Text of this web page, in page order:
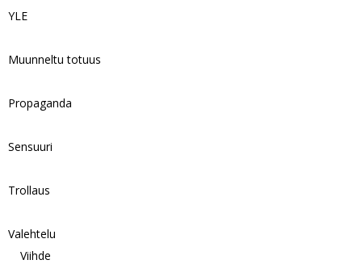
YLE
Muunneltu totuus
Propaganda
Sensuuri
Trollaus
Valehtelu
Viihde